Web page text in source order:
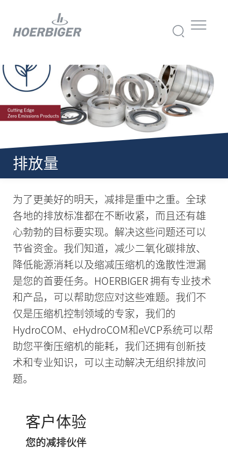
排放量
为了更美好的明天，减排是重中之重。全球
各地的排放标准都在不断收紧，而且还有雄
心勃勃的目标要实现。解决这些问题还可以
节省资金。我们知道，减少二氧化碳排放、
降低能源消耗以及缩减压缩机的逸散性泄漏
是您的首要任务。HOERBIGER 拥有专业技术
和产品，可以帮助您应对这些难题。我们不
仅是压缩机控制领域的专家，我们的
HydroCOM、eHydroCOM和eVCP系统可以帮
助您平衡压缩机的能耗，我们还拥有创新技
术和专业知识，可以主动解决无组织排放问
题。
客户体验
您的减排伙伴